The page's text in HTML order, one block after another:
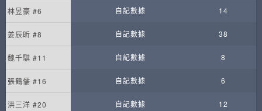
林昱豪 #6 自記數據 14
姜辰昕 #8 自記數據 38
魏千騏 #11 自記數據 8
張鶴儒 #16 自記數據 6
洪三洋 #20 自記數據 12